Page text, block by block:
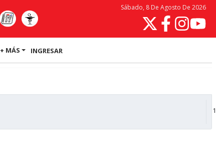
Sábado, 8 De Agosto De 2026
+ MÁS INGRESAR